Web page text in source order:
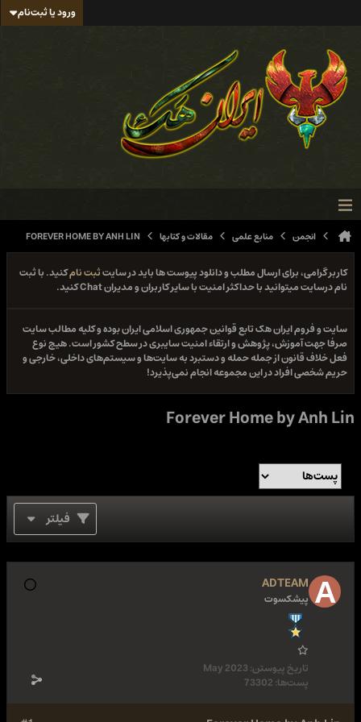
ورود یا ثبت‌نام
انجمن منابع علمی مقالات و کتابها FOREVER HOME BY ANH LIN
کاربر گرامی، برای ارسال مطلب و دانلود پیوست ها باید در سایتثبت نامکنید. با ثبت
نام درسایت میتوانید با حداکثر امنیت با سایر کاربران و مدیران Chat کنید.
سایت و فروم ایران هک تابع قوانین جمهوری اسلامی ایران بوده و کلیه مطالب سایت
صرفا جهت آموزش، پژوهش و ارتقاء امنیت سایبری در سطح کشور است. هیچ نوع
فعل خلاف قانون از جمله حمله و دستبرد به سایت‌ها و سیستم‌های داخلی، خارجی و
حریم شخصی افراد در این مجموعه انجام نمی‌پذیرد!
Forever Home by Anh Lin
فیلتر
ADTEAM
پیشکسوت
تاریخ پیوستن:May 2023
پست‌ها:73302